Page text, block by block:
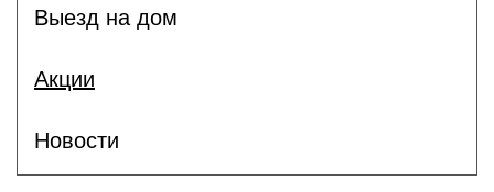
Выезд на дом
Акции
Новости